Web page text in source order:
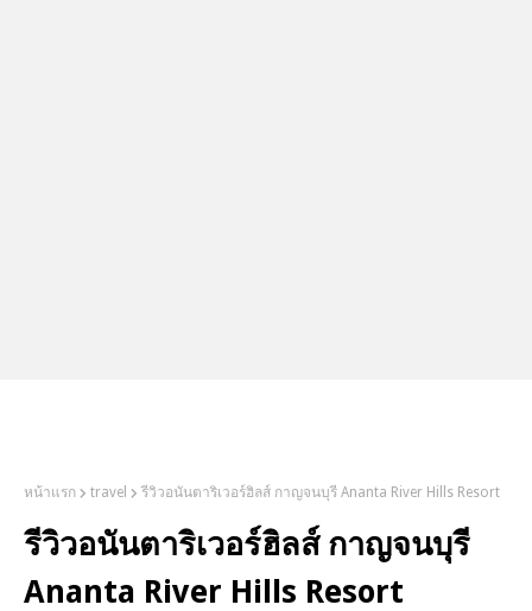
หน้าแรก travel รีวิวอนันตาริเวอร์ฮิลส์ กาญจนบุรี Ananta River Hills Resort
รีวิวอนันตาริเวอร์ฮิลส์ กาญจนบุรี
Ananta River Hills Resort